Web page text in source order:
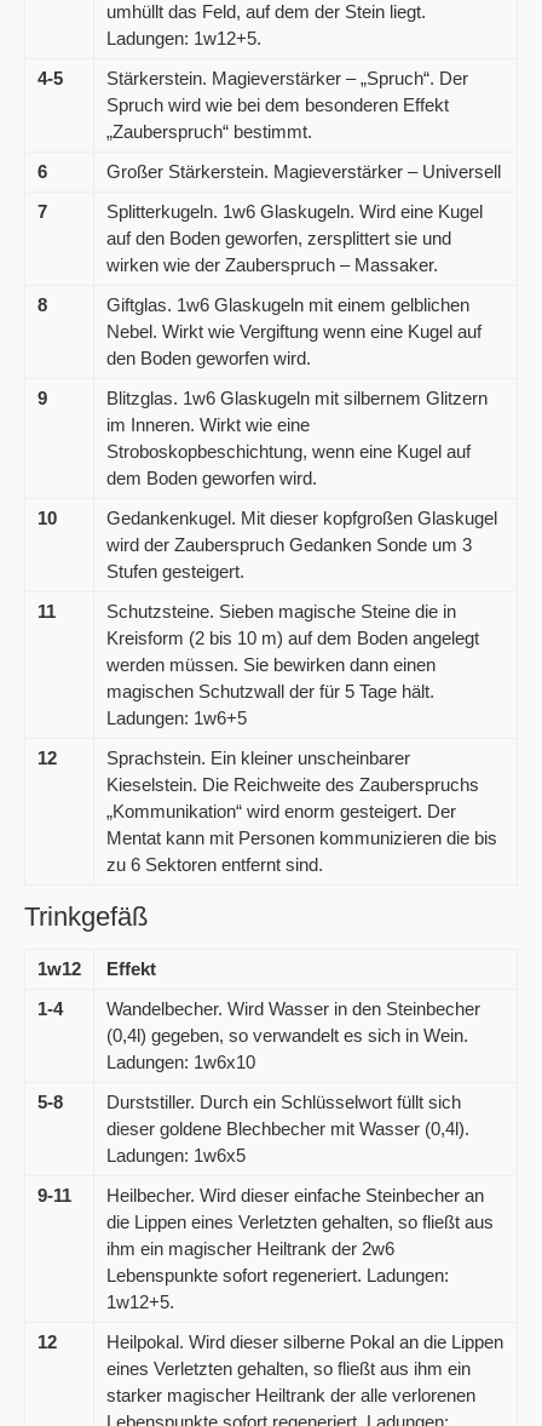
umhüllt das Feld, auf dem der Stein liegt.
Ladungen: 1w12+5.
4-5
Stärkerstein. Magieverstärker – „Spruch“. Der
Spruch wird wie bei dem besonderen Effekt
„Zauberspruch“ bestimmt.
6
Großer Stärkerstein. Magieverstärker – Universell
7
Splitterkugeln. 1w6 Glaskugeln. Wird eine Kugel
auf den Boden geworfen, zersplittert sie und
wirken wie der Zauberspruch – Massaker.
8
Giftglas. 1w6 Glaskugeln mit einem gelblichen
Nebel. Wirkt wie Vergiftung wenn eine Kugel auf
den Boden geworfen wird.
9
Blitzglas. 1w6 Glaskugeln mit silbernem Glitzern
im Inneren. Wirkt wie eine
Stroboskopbeschichtung, wenn eine Kugel auf
dem Boden geworfen wird.
10
Gedankenkugel. Mit dieser kopfgroßen Glaskugel
wird der Zauberspruch Gedanken Sonde um 3
Stufen gesteigert.
11
Schutzsteine. Sieben magische Steine die in
Kreisform (2 bis 10 m) auf dem Boden angelegt
werden müssen. Sie bewirken dann einen
magischen Schutzwall der für 5 Tage hält.
Ladungen: 1w6+5
12
Sprachstein. Ein kleiner unscheinbarer
Kieselstein. Die Reichweite des Zauberspruchs
„Kommunikation“ wird enorm gesteigert. Der
Mentat kann mit Personen kommunizieren die bis
zu 6 Sektoren entfernt sind.
Trinkgefäß
1w12
Effekt
1-4
Wandelbecher. Wird Wasser in den Steinbecher
(0,4l) gegeben, so verwandelt es sich in Wein.
Ladungen: 1w6x10
5-8
Durststiller. Durch ein Schlüsselwort füllt sich
dieser goldene Blechbecher mit Wasser (0,4l).
Ladungen: 1w6x5
9-11
Heilbecher. Wird dieser einfache Steinbecher an
die Lippen eines Verletzten gehalten, so fließt aus
ihm ein magischer Heiltrank der 2w6
Lebenspunkte sofort regeneriert. Ladungen:
1w12+5.
12
Heilpokal. Wird dieser silberne Pokal an die Lippen
eines Verletzten gehalten, so fließt aus ihm ein
starker magischer Heiltrank der alle verlorenen